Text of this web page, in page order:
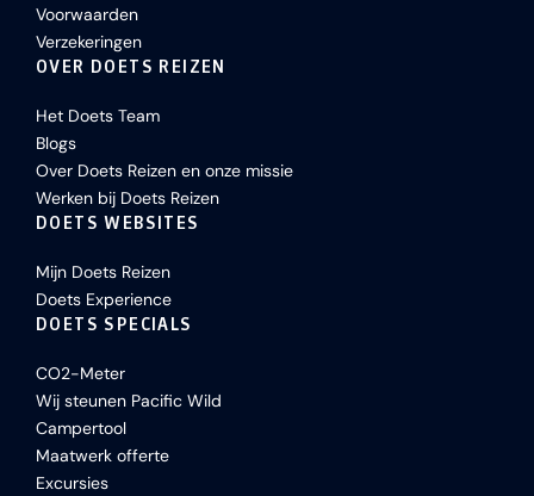
Voorwaarden
Verzekeringen
OVER DOETS REIZEN
Het Doets Team
Blogs
Over Doets Reizen en onze missie
Werken bij Doets Reizen
DOETS WEBSITES
Mijn Doets Reizen
Doets Experience
DOETS SPECIALS
CO2-Meter
Wij steunen Pacific Wild
Campertool
Maatwerk offerte
Excursies